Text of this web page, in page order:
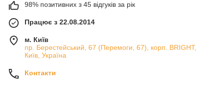
98% позитивних з 45 відгуків за рік
Працює з 22.08.2014
м. Київ
пр. Берестейський, 67 (Перемоги, 67), корп. ВRIGHT,
Київ, Україна
Контакти